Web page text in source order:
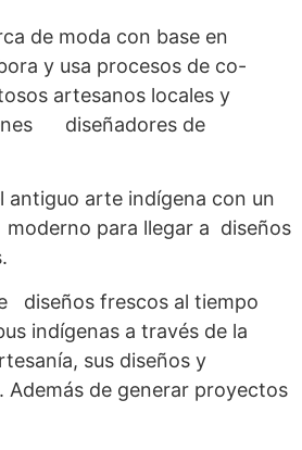
de moda con base en
y usa procesos de co-
artesanos locales y
diseñadores de
antiguo arte indígena con un
para llegar a diseños
diseños frescos al tiempo
indígenas a través de la
sus diseños y
Además de generar proyectos